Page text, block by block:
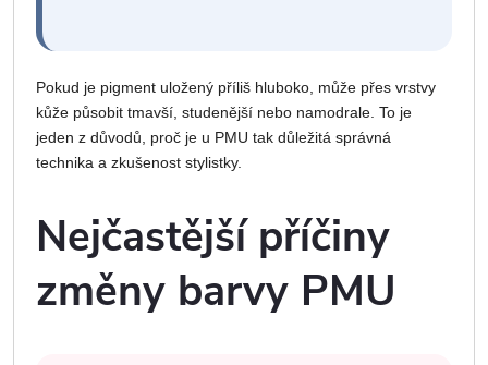
Pokud je pigment uložený příliš hluboko, může přes vrstvy
kůže působit tmavší, studenější nebo namodrale. To je
jeden z důvodů, proč je u PMU tak důležitá správná
technika a zkušenost stylistky.
Nejčastější příčiny
změny barvy PMU